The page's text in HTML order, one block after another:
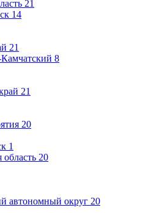
21
14
21
8
21
20
1
область 20
автономный округ 20